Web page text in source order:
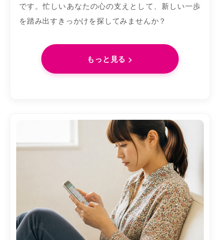
です。忙しいあなたの心の支えとして、新しい一歩
を踏み出すきっかけを探してみませんか？
もっと見る >